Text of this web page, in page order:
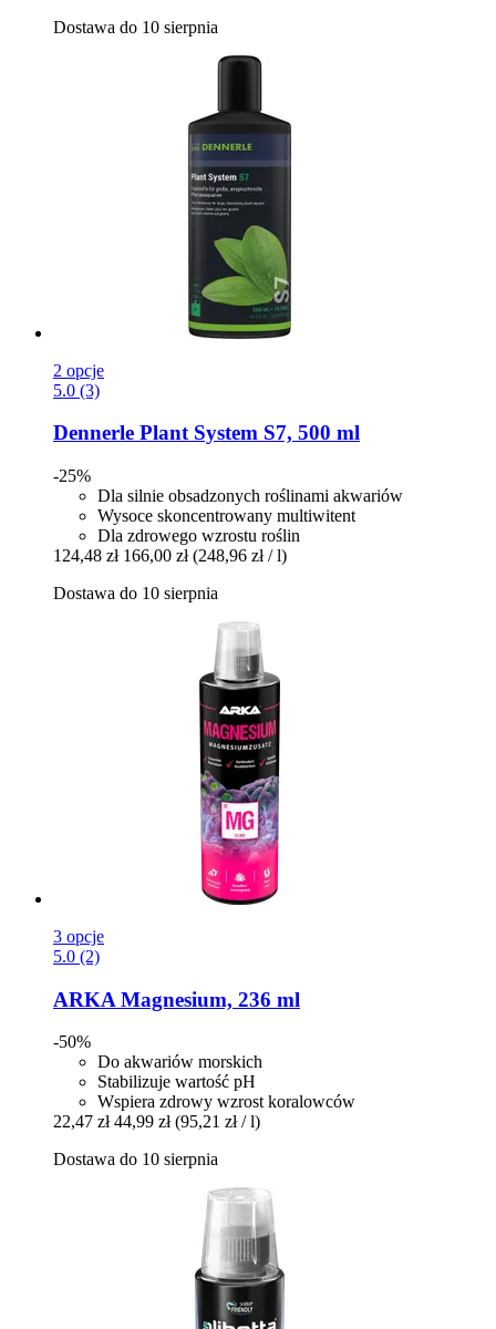
Dostawa do 10 sierpnia
2 opcje
5.0 (3)
Dennerle Plant System S7, 500 ml
-25%
Dla silnie obsadzonych roślinami akwariów
Wysoce skoncentrowany multiwitent
Dla zdrowego wzrostu roślin
124,48 zł 166,00 zł (248,96 zł / l)
Dostawa do 10 sierpnia
3 opcje
5.0 (2)
ARKA Magnesium, 236 ml
-50%
Do akwariów morskich
Stabilizuje wartość pH
Wspiera zdrowy wzrost koralowców
22,47 zł 44,99 zł (95,21 zł / l)
Dostawa do 10 sierpnia